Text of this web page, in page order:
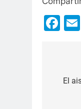
El